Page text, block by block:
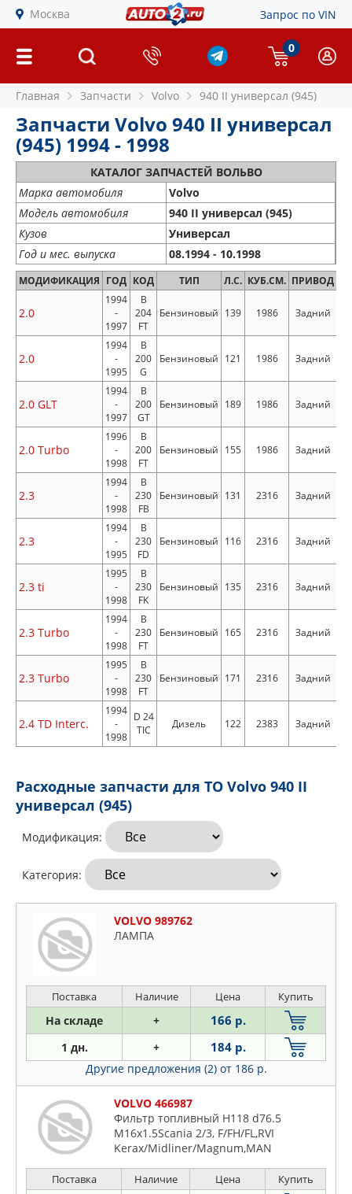
Москва Запрос по VIN
0
Главная Запчасти Volvo 940 II универсал (945)
Запчасти Volvo 940 II универсал
(945) 1994 - 1998
КАТАЛОГ ЗАПЧАСТЕЙ ВОЛЬВО
Марка автомобиля
Volvo
Модель автомобиля
940 II универсал (945)
Кузов
Универсал
Год и мес. выпуска
08.1994 - 10.1998
МОДИФИКАЦИЯ ГОД КОД ТИП Л.С. КУБ.СМ. ПРИВОД
2.0
1994
-
1997
B
204
FT
Бензиновый 139 1986 Задний
2.0
1994
-
1995
B
200
G
Бензиновый 121 1986 Задний
2.0 GLT
1994
-
1997
B
200
GT
Бензиновый 189 1986 Задний
2.0 Turbo
1996
-
1998
B
200
FT
Бензиновый 155 1986 Задний
2.3
1994
-
1998
B
230
FB
Бензиновый 131 2316 Задний
2.3
1994
-
1995
B
230
FD
Бензиновый 116 2316 Задний
2.3 ti
1995
-
1998
B
230
FK
Бензиновый 135 2316 Задний
2.3 Turbo
1994
-
1998
B
230
FT
Бензиновый 165 2316 Задний
2.3 Turbo
1995
-
1998
B
230
FT
Бензиновый 171 2316 Задний
2.4 TD Interc.
1994
-
1998
D 24
TIC
Дизель 122 2383 Задний
Расходные запчасти для ТО Volvo 940 II
универсал (945)
Модификация:
Категория:
VOLVO 989762
ЛАМПА
Поставка Наличие Цена Купить
На складе + 166 р.
1 дн. + 184 р.
Другие предложения (2) от 186 р.
VOLVO 466987
Фильтр топливный H118 d76.5
M16x1.5Scania 2/3, F/FH/FL,RVI
Kerax/Midliner/Magnum,MAN
Поставка Наличие Цена Купить